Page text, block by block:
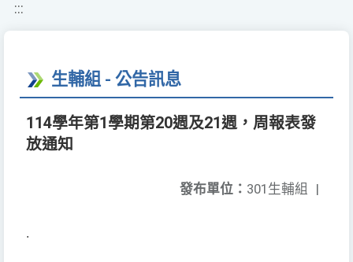
:::
生輔組 - 公告訊息
114學年第1學期第20週及21週，周報表發
放通知
發布單位： 301生輔組 |
.